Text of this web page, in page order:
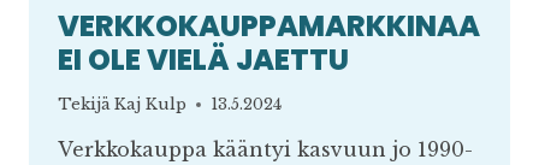
VERKKOKAUPPAMARKKINAA
EI OLE VIELÄ JAETTU
Tekijä Kaj Kulp 13.5.2024
Verkkokauppa kääntyi kasvuun jo 1990-